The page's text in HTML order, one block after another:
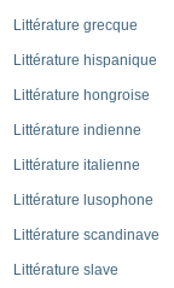
Littérature grecque
Littérature hispanique
Littérature hongroise
Littérature indienne
Littérature italienne
Littérature lusophone
Littérature scandinave
Littérature slave